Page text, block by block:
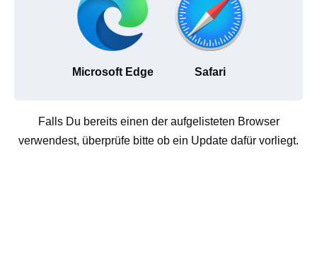
Microsoft Edge Safari
Falls Du bereits einen der aufgelisteten Browser
verwendest, überprüfe bitte ob ein Update dafür vorliegt.